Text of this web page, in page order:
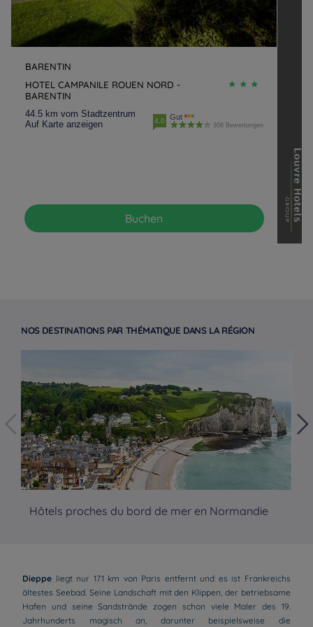
BARENTIN
HOTEL CAMPANILE ROUEN NORD -
BARENTIN
44.5 km vom Stadtzentrum
Auf Karte anzeigen
4.0 Gut
308 Bewertungen
Buchen
NOS DESTINATIONS PAR THÉMATIQUE DANS LA RÉGION
Hôtels proches du bord de mer en Normandie
Dieppe liegt nur 171 km von Paris entfernt und es ist Frankreichs
ältestes Seebad. Seine Landschaft mit den Klippen, der betriebsame
Hafen und seine Sandstrände zogen schon viele Maler des 19.
Jahrhunderts magisch an, darunter beispielsweise die